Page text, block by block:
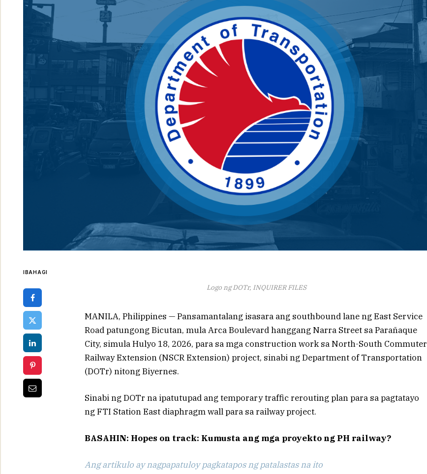
IBAHAGI
Logo ng DOTr, INQUIRER FILES
MANILA, Philippines — Pansamantalang isasara ang southbound lane ng East Service
Road patungong Bicutan, mula Arca Boulevard hanggang Narra Street sa Parañaque
City, simula Hulyo 18, 2026, para sa mga construction work sa North-South Commuter
Railway Extension (NSCR Extension) project, sinabi ng Department of Transportation
(DOTr) nitong Biyernes.
Sinabi ng DOTr na ipatutupad ang temporary traffic rerouting plan para sa pagtatayo
ng FTI Station East diaphragm wall para sa railway project.
BASAHIN: Hopes on track: Kumusta ang mga proyekto ng PH railway?
Ang artikulo ay nagpapatuloy pagkatapos ng patalastas na ito